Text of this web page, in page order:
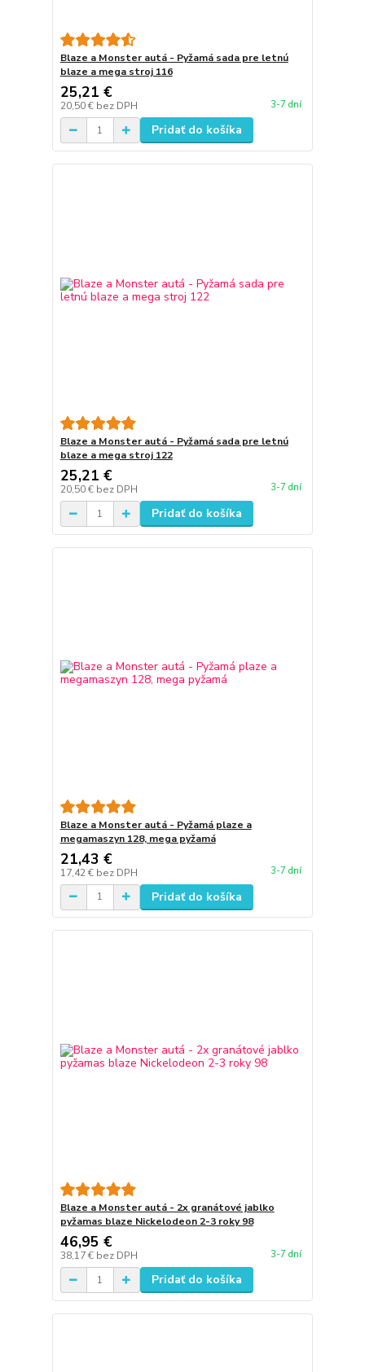
Blaze a Monster autá - Pyžamá sada pre letnú
blaze a mega stroj 116
25,21 €
20,50 € bez DPH 3-7 dní
Pridať do košíka
Blaze a Monster autá - Pyžamá sada pre letnú
blaze a mega stroj 122
25,21 €
20,50 € bez DPH 3-7 dní
Pridať do košíka
Blaze a Monster autá - Pyžamá plaze a
megamaszyn 128, mega pyžamá
21,43 €
17,42 € bez DPH 3-7 dní
Pridať do košíka
Blaze a Monster autá - 2x granátové jablko
pyžamas blaze Nickelodeon 2-3 roky 98
46,95 €
38,17 € bez DPH 3-7 dní
Pridať do košíka